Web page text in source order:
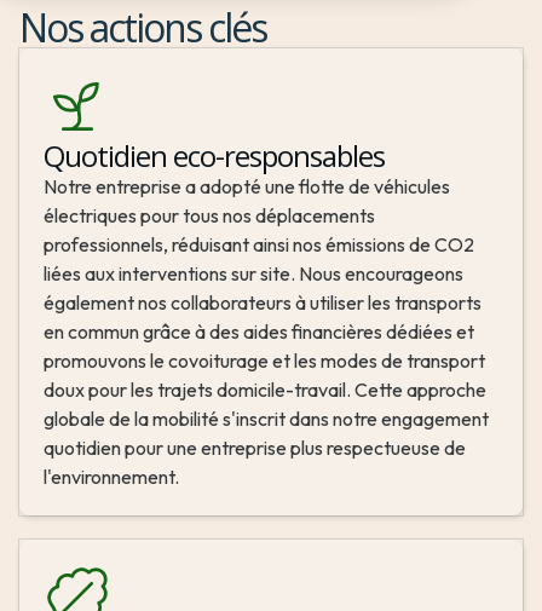
Nos actions clés
Quotidien eco-responsables
Notre entreprise a adopté une flotte de véhicules
électriques pour tous nos déplacements
professionnels, réduisant ainsi nos émissions de CO2
liées aux interventions sur site. Nous encourageons
également nos collaborateurs à utiliser les transports
en commun grâce à des aides financières dédiées et
promouvons le covoiturage et les modes de transport
doux pour les trajets domicile-travail. Cette approche
globale de la mobilité s'inscrit dans notre engagement
quotidien pour une entreprise plus respectueuse de
l'environnement.